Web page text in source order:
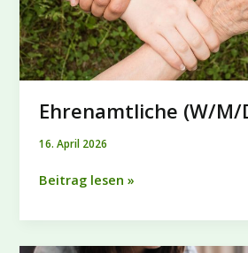
Ehrenamtliche (W/M/
16. April 2026
Ehrenamtliche
gesucht
Beitrag lesen »